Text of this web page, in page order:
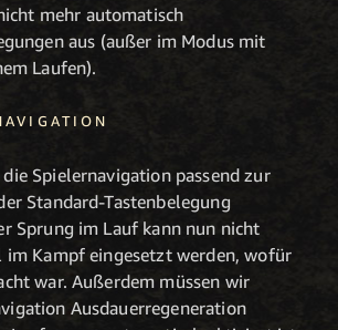
mehr automatisch
aus (außer im Modus mit
Laufen).
Spielernavigation passend zur
Standard-Tastenbelegung
Sprung im Lauf kann nun nicht
im Kampf eingesetzt werden, wofür
war. Außerdem müssen wir
Ausdauerregeneration